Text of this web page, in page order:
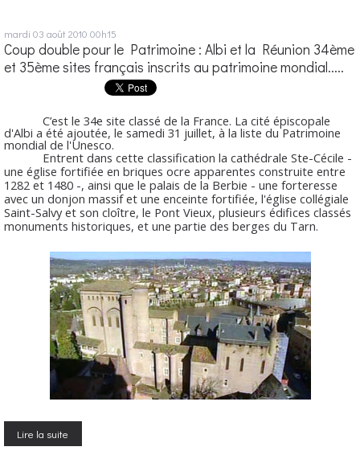
mardi 03 août 2010 00h15
Coup double pour le Patrimoine : Albi et la Réunion 34ème
et 35ème sites français inscrits au patrimoine mondial.....
C’est le 34e site classé de la France. La cité épiscopale
d'Albi a été ajoutée, le samedi 31 juillet, à la liste du Patrimoine
mondial de l'Unesco.
Entrent dans cette classification la cathédrale Ste-Cécile -
une église fortifiée en briques ocre apparentes construite entre
1282 et 1480 -, ainsi que le palais de la Berbie - une forteresse
avec un donjon massif et une enceinte fortifiée, l'église collégiale
Saint-Salvy et son cloître, le Pont Vieux, plusieurs édifices classés
monuments historiques, et une partie des berges du Tarn.
Lire la suite